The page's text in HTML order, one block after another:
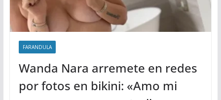
FARANDULA
Wanda Nara arremete en redes
por fotos en bikini: «Amo mi